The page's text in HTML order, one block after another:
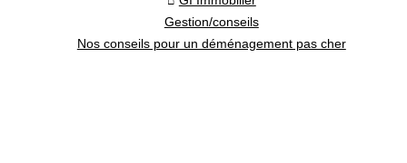
Gestion/conseils
Nos conseils pour un déménagement pas cher